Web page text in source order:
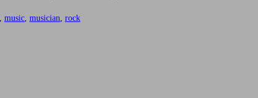
music musician rock